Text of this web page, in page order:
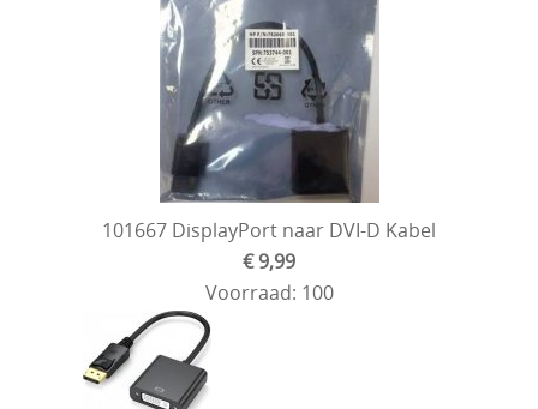
101667 DisplayPort naar DVI-D Kabel
€ 9,99
Voorraad: 100